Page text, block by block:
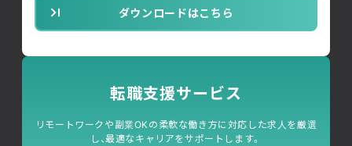
ダウンロードはこちら
転職支援サービス
リモートワークや副業OKの柔軟な働き方に対応した求人を厳選
し、最適なキャリアをサポートします。